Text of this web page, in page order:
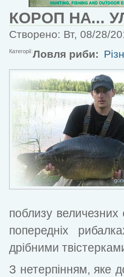
КОРОП НА...
Створено: Вт, 08/28/
Категорії:Ловля риби:
поблизу величезних
попередніх
дрібними
З нетерпінням, яке